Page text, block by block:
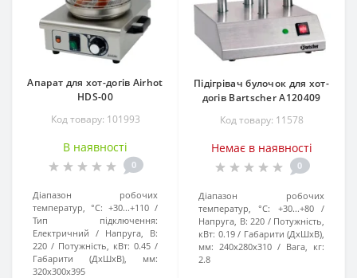
Апарат для хот-догів Airhot
HDS-00
Код товару: 101993
В наявності
0
Діапазон робочих
температур, °C: +30...+110
Тип підключення:
Електричний
Напруга, В:
220
Потужність, кВт: 0.45
Габарити (ДхШхВ), мм:
320x300x395
Підігрівач булочок для хот-
догів Bartscher A120409
Код товару: 11578
Немає в наявності
0
Діапазон робочих
температур, °C:
+30...+80
Напруга, В: 220
Потужність,
кВт: 0.19
Габарити (ДхШхВ),
мм: 240x280x310
Вага, кг:
2.8